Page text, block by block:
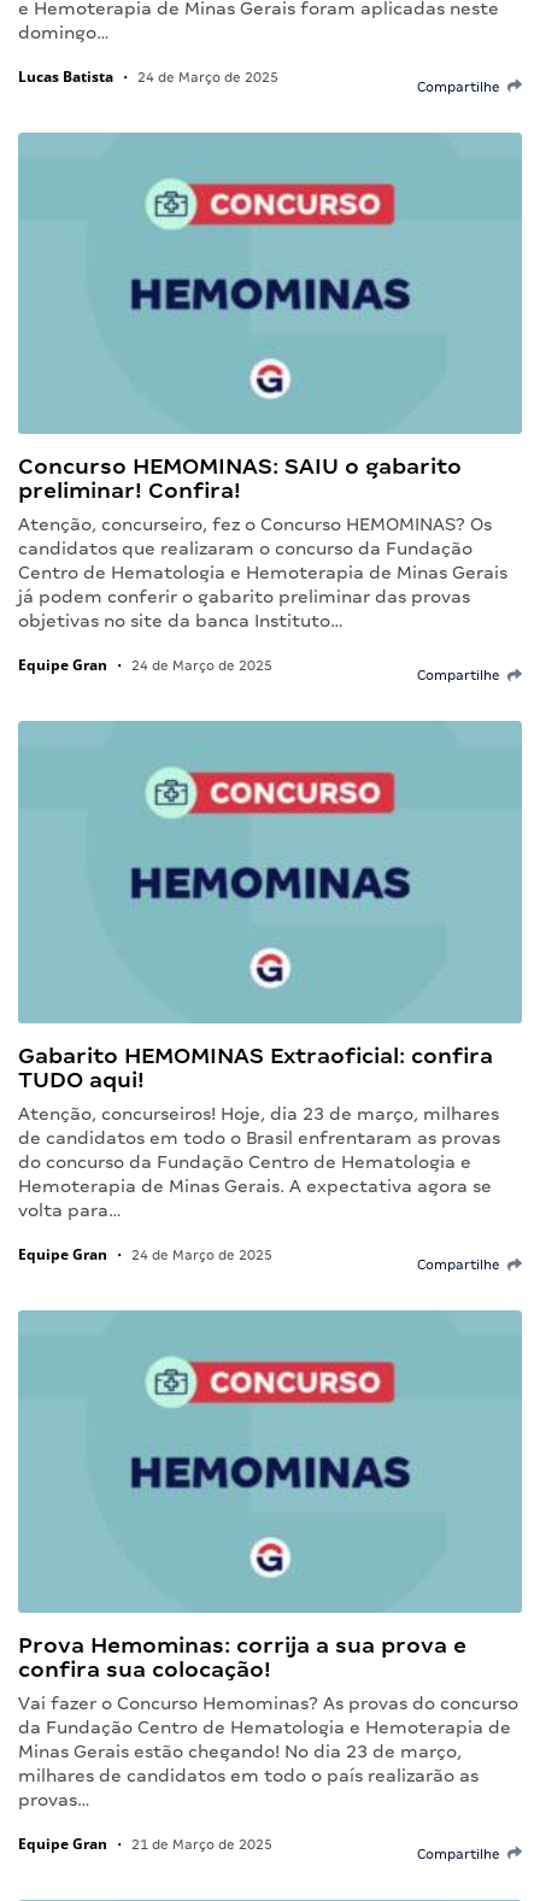
e Hemoterapia de Minas Gerais foram aplicadas neste
domingo…
Lucas Batista • 24 de Março de 2025
Compartilhe
Concurso HEMOMINAS: SAIU o gabarito
preliminar! Confira!
Atenção, concurseiro, fez o Concurso HEMOMINAS? Os
candidatos que realizaram o concurso da Fundação
Centro de Hematologia e Hemoterapia de Minas Gerais
já podem conferir o gabarito preliminar das provas
objetivas no site da banca Instituto…
Equipe Gran • 24 de Março de 2025
Compartilhe
Gabarito HEMOMINAS Extraoficial: confira
TUDO aqui!
Atenção, concurseiros! Hoje, dia 23 de março, milhares
de candidatos em todo o Brasil enfrentaram as provas
do concurso da Fundação Centro de Hematologia e
Hemoterapia de Minas Gerais. A expectativa agora se
volta para…
Equipe Gran • 24 de Março de 2025
Compartilhe
Prova Hemominas: corrija a sua prova e
confira sua colocação!
Vai fazer o Concurso Hemominas? As provas do concurso
da Fundação Centro de Hematologia e Hemoterapia de
Minas Gerais estão chegando! No dia 23 de março,
milhares de candidatos em todo o país realizarão as
provas…
Equipe Gran • 21 de Março de 2025
Compartilhe